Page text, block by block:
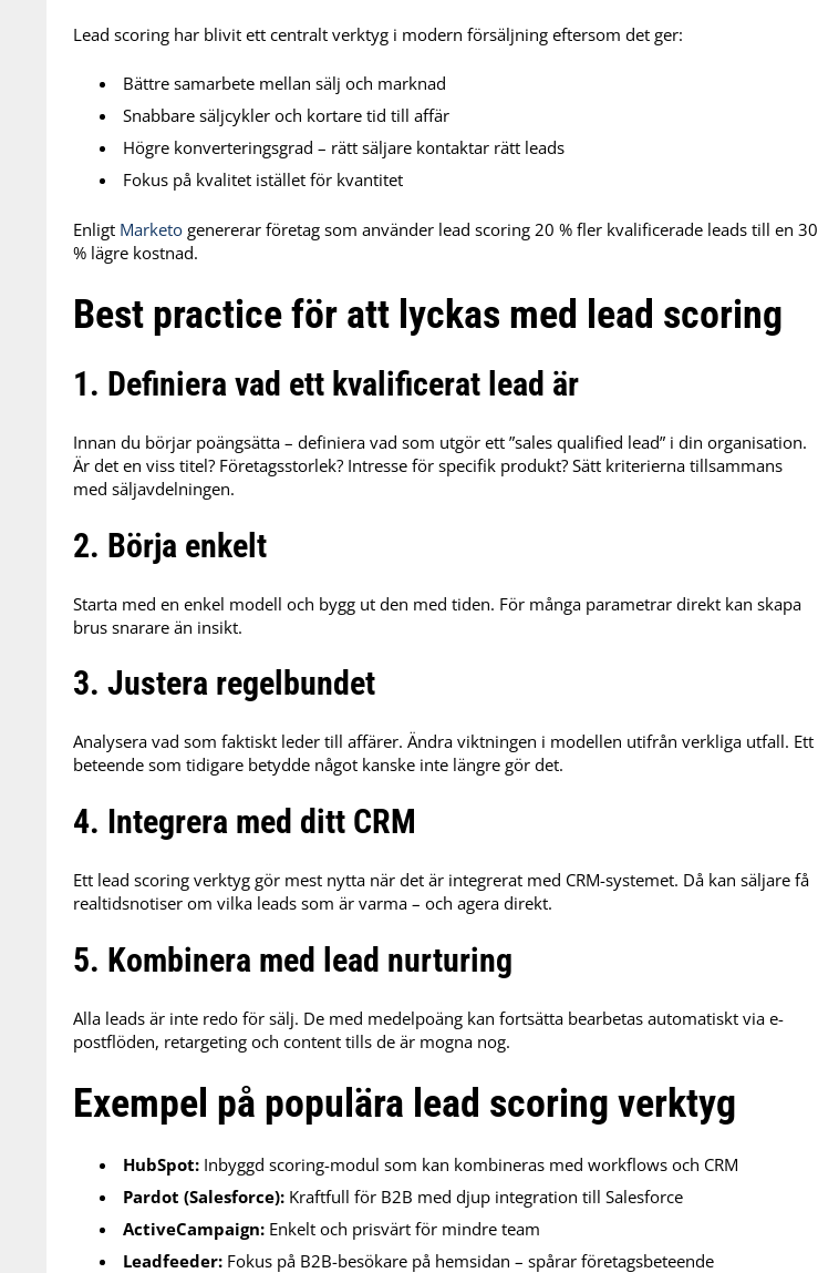
Lead scoring har blivit ett centralt verktyg i modern försäljning eftersom det ger:
Bättre samarbete mellan sälj och marknad
Snabbare säljcykler och kortare tid till affär
Högre konverteringsgrad – rätt säljare kontaktar rätt leads
Fokus på kvalitet istället för kvantitet
Enligt Marketo genererar företag som använder lead scoring 20 % fler kvalificerade leads till en 30
% lägre kostnad.
Best practice för att lyckas med lead scoring
1. Definiera vad ett kvalificerat lead är
Innan du börjar poängsätta – definiera vad som utgör ett ”sales qualified lead” i din organisation.
Är det en viss titel? Företagsstorlek? Intresse för specifik produkt? Sätt kriterierna tillsammans
med säljavdelningen.
2. Börja enkelt
Starta med en enkel modell och bygg ut den med tiden. För många parametrar direkt kan skapa
brus snarare än insikt.
3. Justera regelbundet
Analysera vad som faktiskt leder till affärer. Ändra viktningen i modellen utifrån verkliga utfall. Ett
beteende som tidigare betydde något kanske inte längre gör det.
4. Integrera med ditt CRM
Ett lead scoring verktyg gör mest nytta när det är integrerat med CRM-systemet. Då kan säljare få
realtidsnotiser om vilka leads som är varma – och agera direkt.
5. Kombinera med lead nurturing
Alla leads är inte redo för sälj. De med medelpoäng kan fortsätta bearbetas automatiskt via e-
postflöden, retargeting och content tills de är mogna nog.
Exempel på populära lead scoring verktyg
HubSpot: Inbyggd scoring-modul som kan kombineras med workflows och CRM
Pardot (Salesforce): Kraftfull för B2B med djup integration till Salesforce
ActiveCampaign: Enkelt och prisvärt för mindre team
Leadfeeder: Fokus på B2B-besökare på hemsidan – spårar företagsbeteende